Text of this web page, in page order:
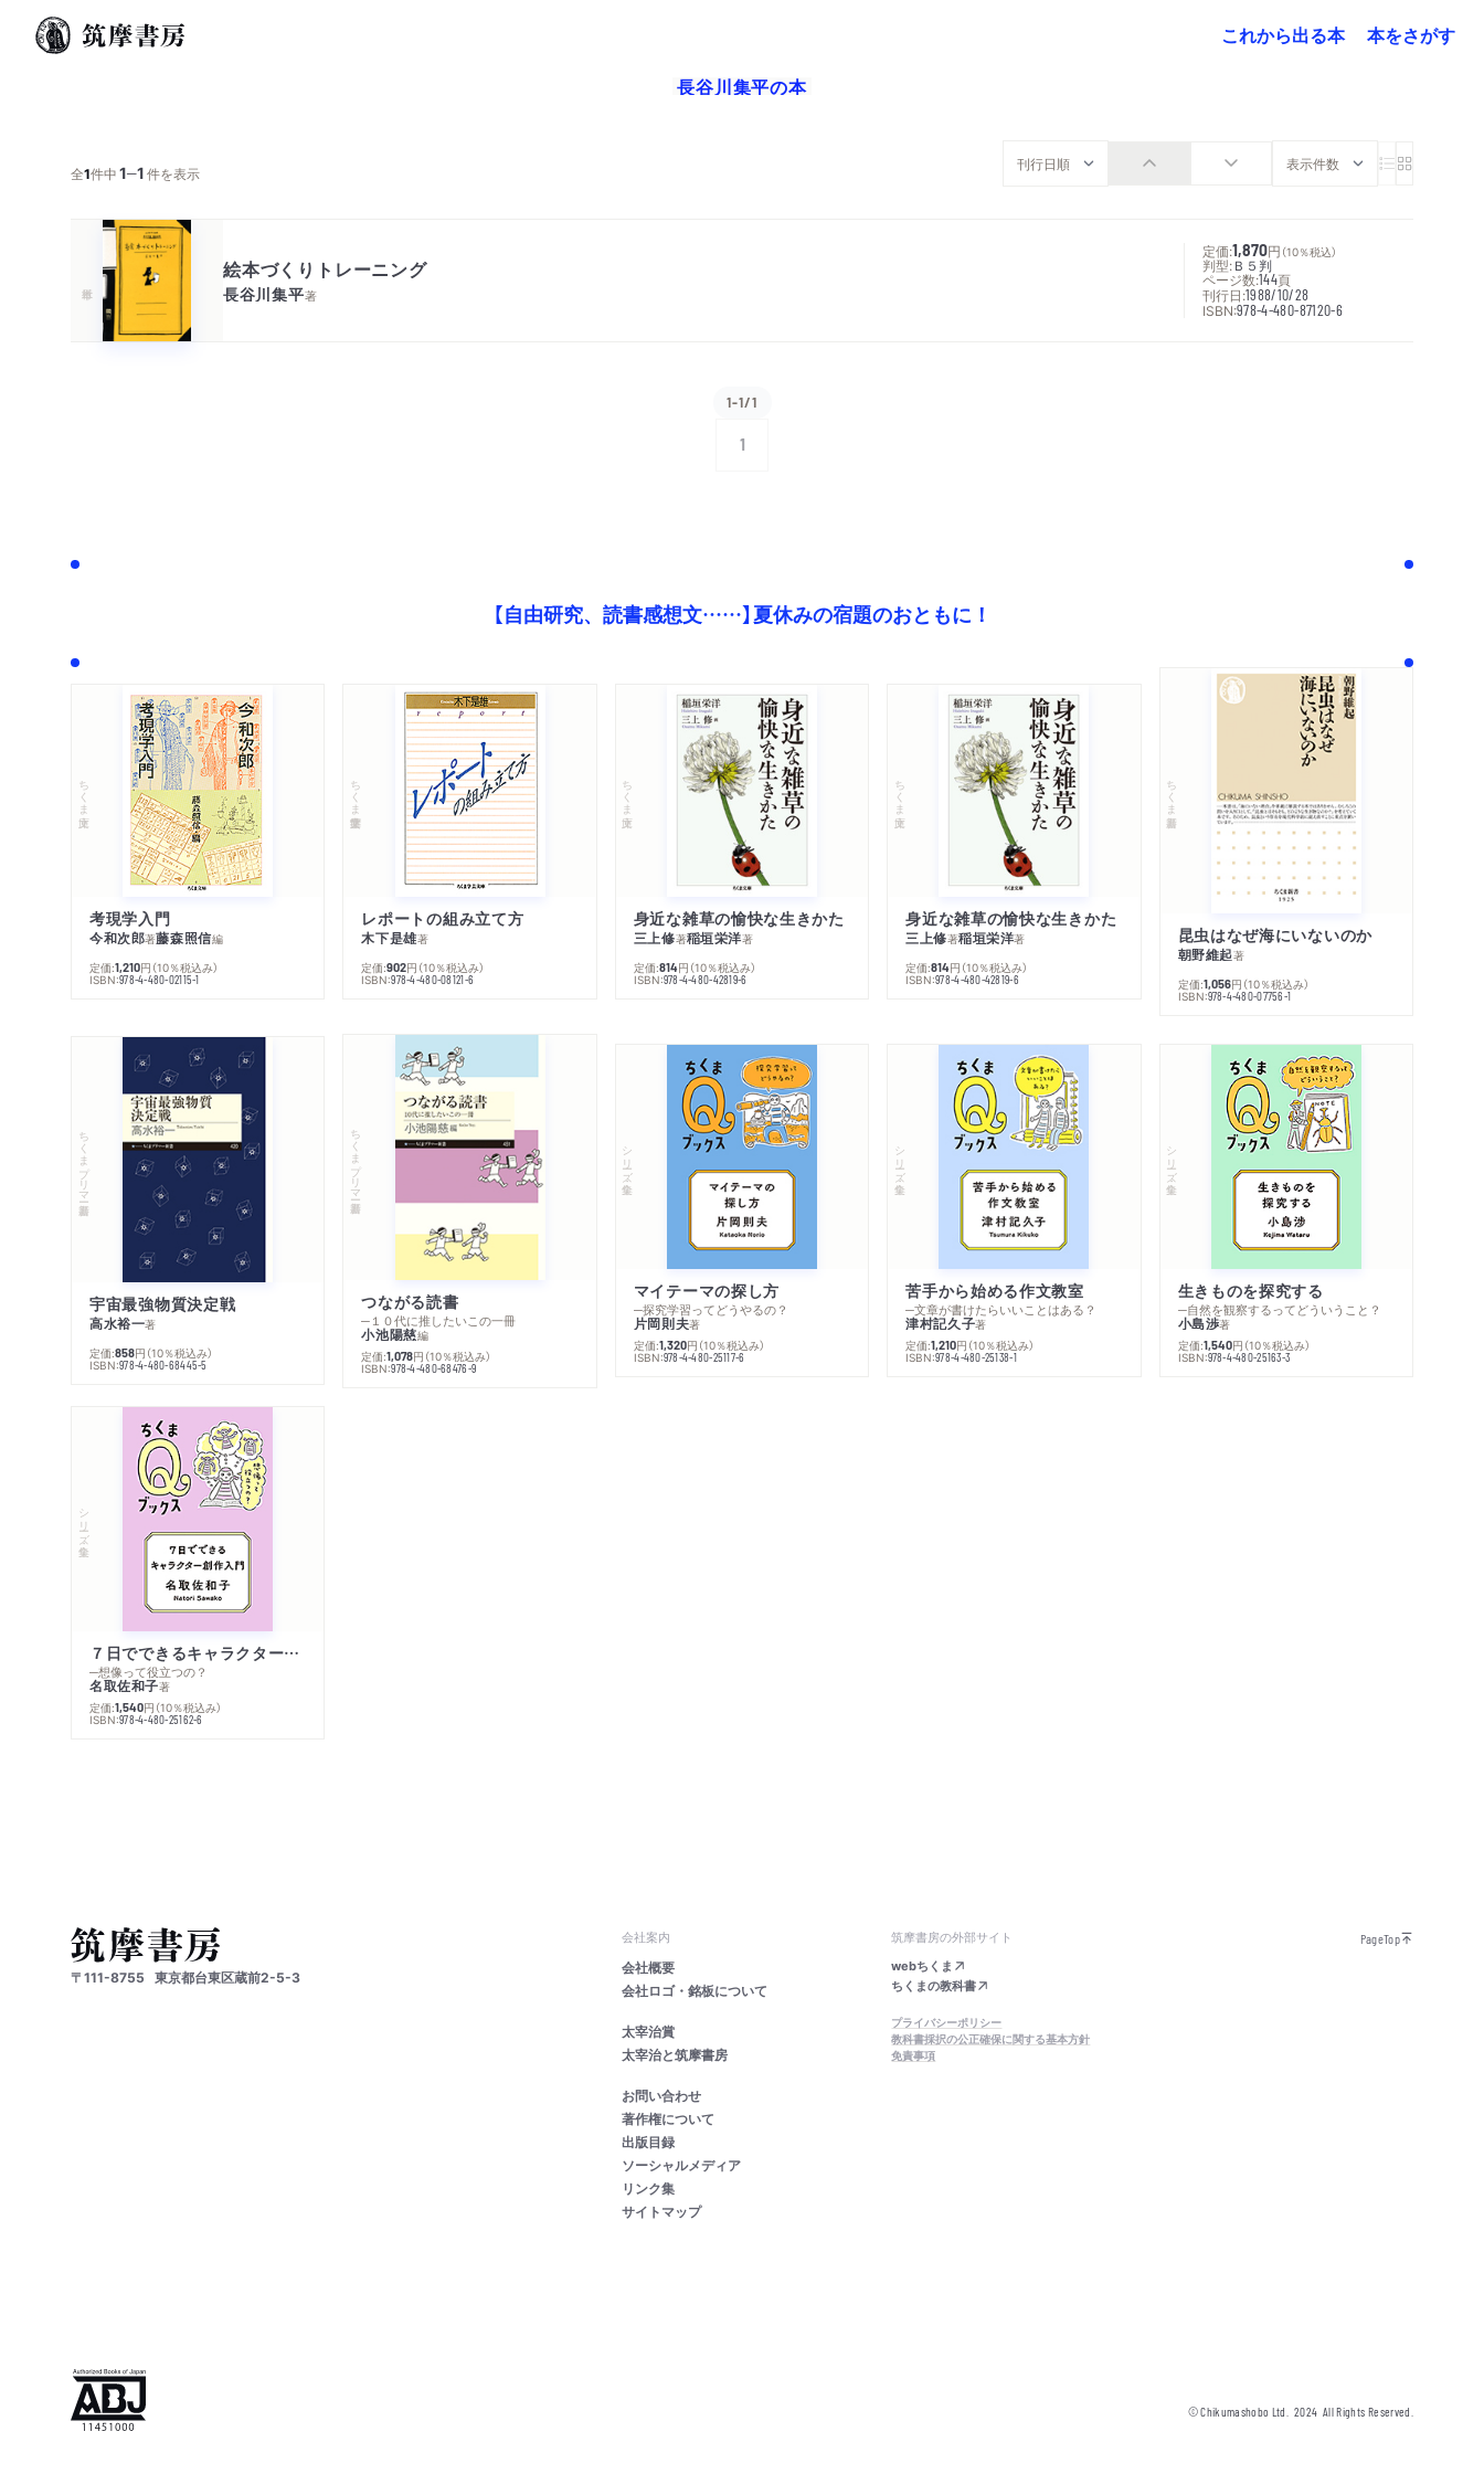
これから出る本
本をさがす
長谷川集平の本
全1件中1─1件を表示
絵本づくりトレーニング
長谷川集平著
定価:1,870円 （10％税込）
判型: Ｂ５判
ページ数:144頁
刊行日:1988/10/28
ISBN:978-4-480-87120-6
1-1/1
1
【自由研究、読書感想文……】夏休みの宿題のおともに！
ちくま文庫
考現学入門
今和次郎著藤森照信編
定価:1,210円 （10％税込み）
ISBN:978-4-480-02115-1
ちくま学芸文庫
レポートの組み立て方
木下是雄著
定価:902円 （10％税込み）
ISBN:978-4-480-08121-6
ちくま文庫
身近な雑草の愉快な生きかた
三上修著稲垣栄洋著
定価:814円 （10％税込み）
ISBN:978-4-480-42819-6
ちくま文庫
身近な雑草の愉快な生きかた
三上修著稲垣栄洋著
定価:814円 （10％税込み）
ISBN:978-4-480-42819-6
ちくま新書
昆虫はなぜ海にいないのか
朝野維起著
定価:1,056円 （10％税込み）
ISBN:978-4-480-07756-1
ちくまプリマー新書
宇宙最強物質決定戦
高水裕一著
定価:858円 （10％税込み）
ISBN:978-4-480-68445-5
ちくまプリマー新書
つながる読書
─１０代に推したいこの一冊
小池陽慈編
定価:1,078円 （10％税込み）
ISBN:978-4-480-68476-9
シリーズ・全集
マイテーマの探し方
─探究学習ってどうやるの？
片岡則夫著
定価:1,320円 （10％税込み）
ISBN:978-4-480-25117-6
シリーズ・全集
苦手から始める作文教室
─文章が書けたらいいことはある？
津村記久子著
定価:1,210円 （10％税込み）
ISBN:978-4-480-25138-1
シリーズ・全集
生きものを探究する
─自然を観察するってどういうこと？
小島渉著
定価:1,540円 （10％税込み）
ISBN:978-4-480-25163-3
シリーズ・全集
７日でできるキャラクター創作入門
─想像って役立つの？
名取佐和子著
定価:1,540円 （10％税込み）
ISBN:978-4-480-25162-6
〒111-8755 東京都台東区蔵前2-5-3
会社案内
会社概要
会社ロゴ・銘板について
太宰治賞
太宰治と筑摩書房
お問い合わせ
著作権について
出版目録
ソーシャルメディア
リンク集
サイトマップ
筑摩書房の外部サイト
webちくま
ちくまの教科書
プライバシーポリシー
教科書採択の公正確保に関する基本方針
免責事項
PageTop
© Chikumashobo Ltd. 2024 All Rights Reserved.